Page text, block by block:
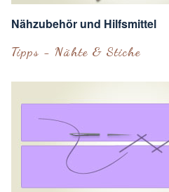
Nähzubehör und Hilfsmittel
Tipps - Nähte & Stiche